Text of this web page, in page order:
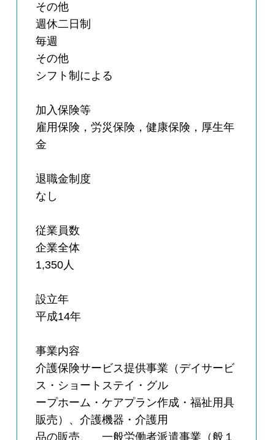
その他
週休二日制
毎週
その他
シフト制による
加入保険等
雇用保険，労災保険，健康保険，厚生年
金
退職金制度
なし
従業員数
企業全体
1,350人
設立年
平成14年
事業内容
介護保険サービス提供事業（デイサービ
ス・ショートステイ・グル
ープホーム・ケアプラン作成・福祉用具
販売）、介護機器・介護用
品の販売、 一般労働者派遣事業（般１